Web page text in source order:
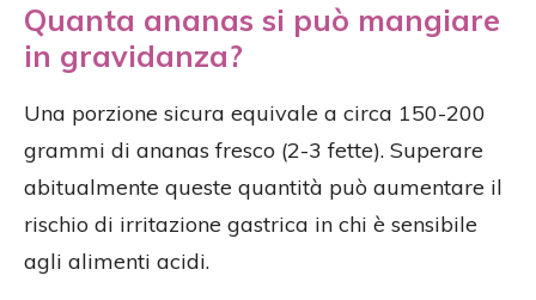
Quanta ananas si può mangiare
in gravidanza?
Una porzione sicura equivale a circa 150-200
grammi di ananas fresco (2-3 fette). Superare
abitualmente queste quantità può aumentare il
rischio di irritazione gastrica in chi è sensibile
agli alimenti acidi.